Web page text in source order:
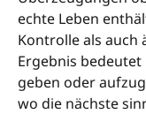
echte Leben
Kontrolle als auch
Ergebnis bedeutet
geben oder
wo die nächste